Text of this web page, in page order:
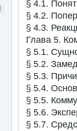
§ 4.1.
§ 4.2.
§ 4.3.
Глава 5.
§ 5.1.
§ 5.2.
§ 5.3.
§ 5.4.
§ 5.5.
§ 5.6.
§ 5.7.